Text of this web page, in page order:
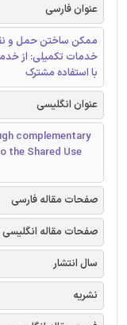
عنوان فارسی
ممکن ساختن حمل و
خدمات تکمیلی: از
با استفاده‌ مشترک
عنوان انگلیسی
complementary
the Shared Use
صفحات مقاله فارسی
صفحات مقاله انگلیسی
سال انتشار
نشریه